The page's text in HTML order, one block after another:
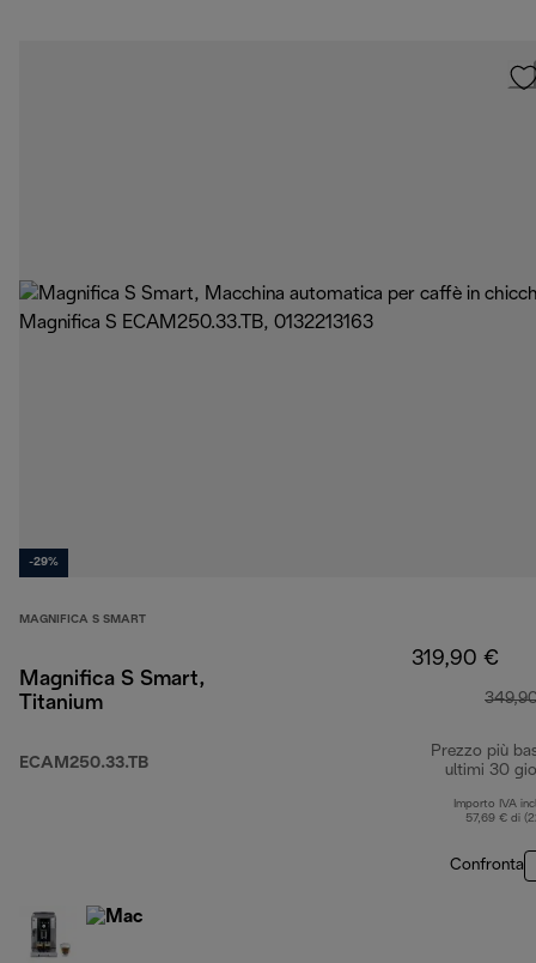
-29%
MAGNIFICA S SMART
Magnifica S Smart,
Titanium
ECAM250.33.TB
319,90 €
Prezzo più
ultimi 30
Importo IVA
57,69 € di
Confronta